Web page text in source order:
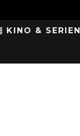
KINO & SERIEN